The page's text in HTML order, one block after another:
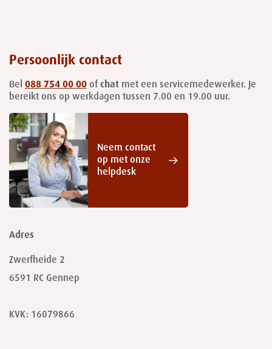
Persoonlijk contact
Bel 088 754 00 00 of chat met een servicemedewerker. Je
bereikt ons op werkdagen tussen 7.00 en 19.00 uur.
Neem contact
op met onze
helpdesk
Adres
Zwerfheide 2
6591 RC Gennep
KVK: 16079866